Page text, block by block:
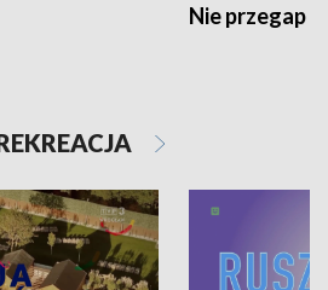
Nie przegap